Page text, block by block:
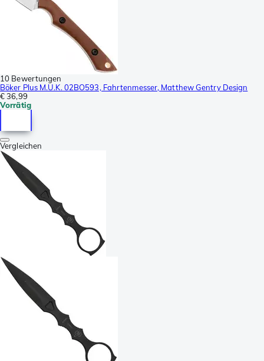
10 Bewertungen
Böker Plus M.U.K. 02BO593, Fahrtenmesser, Matthew Gentry Design
€ 36,99
Vorrätig
Vergleichen